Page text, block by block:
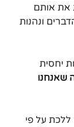
את אותם
ונהנות
יחסית
שאנחנו
על פי